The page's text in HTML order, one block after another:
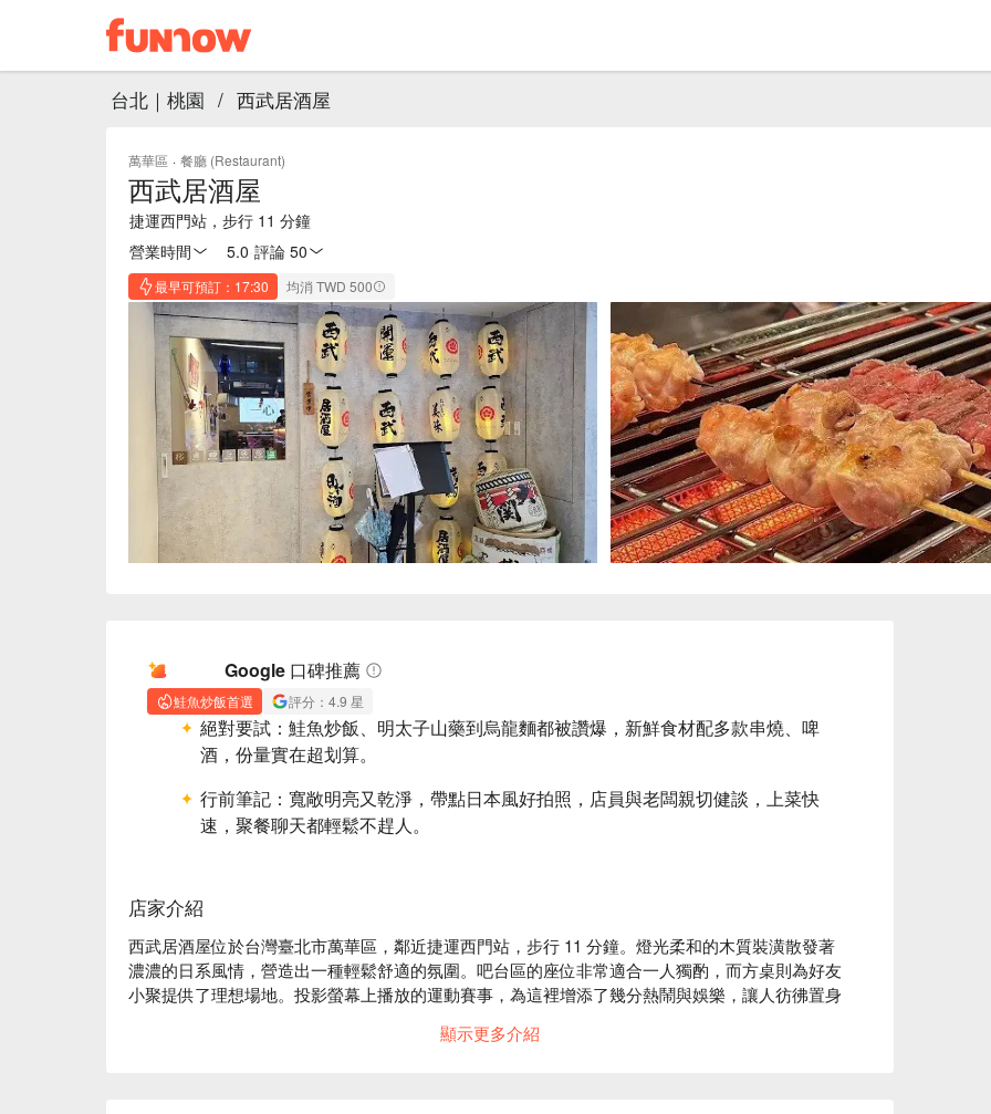
台北｜桃園 / 西武居酒屋
萬華區 · 餐廳 (Restaurant)
西武居酒屋
捷運西門站，步行 11 分鐘
營業時間
5.0 評論 50
最早可預訂：17:30 均消 TWD 500
Google 口碑推薦
鮭魚炒飯首選 評分：4.9 星
絕對要試： 鮭魚炒飯、明太子山藥到烏龍麵都被讚爆，新鮮食材配多款串燒、啤
酒，份量實在超划算。
行前筆記： 寬敞明亮又乾淨，帶點日本風好拍照，店員與老闆親切健談，上菜快
速，聚餐聊天都輕鬆不趕人。
店家介紹
西武居酒屋位於台灣臺北市萬華區，鄰近捷運西門站，步行 11 分鐘。燈光柔和的木質裝潢散發著
濃濃的日系風情，營造出一種輕鬆舒適的氛圍。吧台區的座位非常適合一人獨酌，而方桌則為好友
小聚提供了理想場地。投影螢幕上播放的運動賽事，為這裡增添了幾分熱鬧與娛樂，讓人彷彿置身
顯示更多介紹